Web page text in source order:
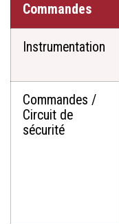
Commandes
Instrumentation
Commandes /
Circuit de
sécurité